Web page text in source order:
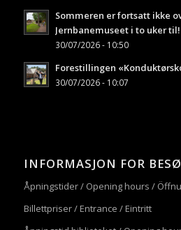
Sommeren er fortsatt ikke
Jernbanemuseet i to uker til!
30/07/2026 - 10:50
Forestillingen
30/07/2026 - 10:07
INFORMASJON FOR
Åpningstider / Opening hours /
Billettpriser / Entrance / Eintritt